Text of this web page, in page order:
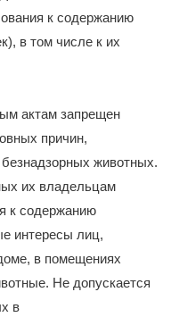
к содержанию
в том числе к их
актам запрещен
причин,
животных.
их владельцам
к содержанию
интересы лиц,
в помещениях
Не допускается
в